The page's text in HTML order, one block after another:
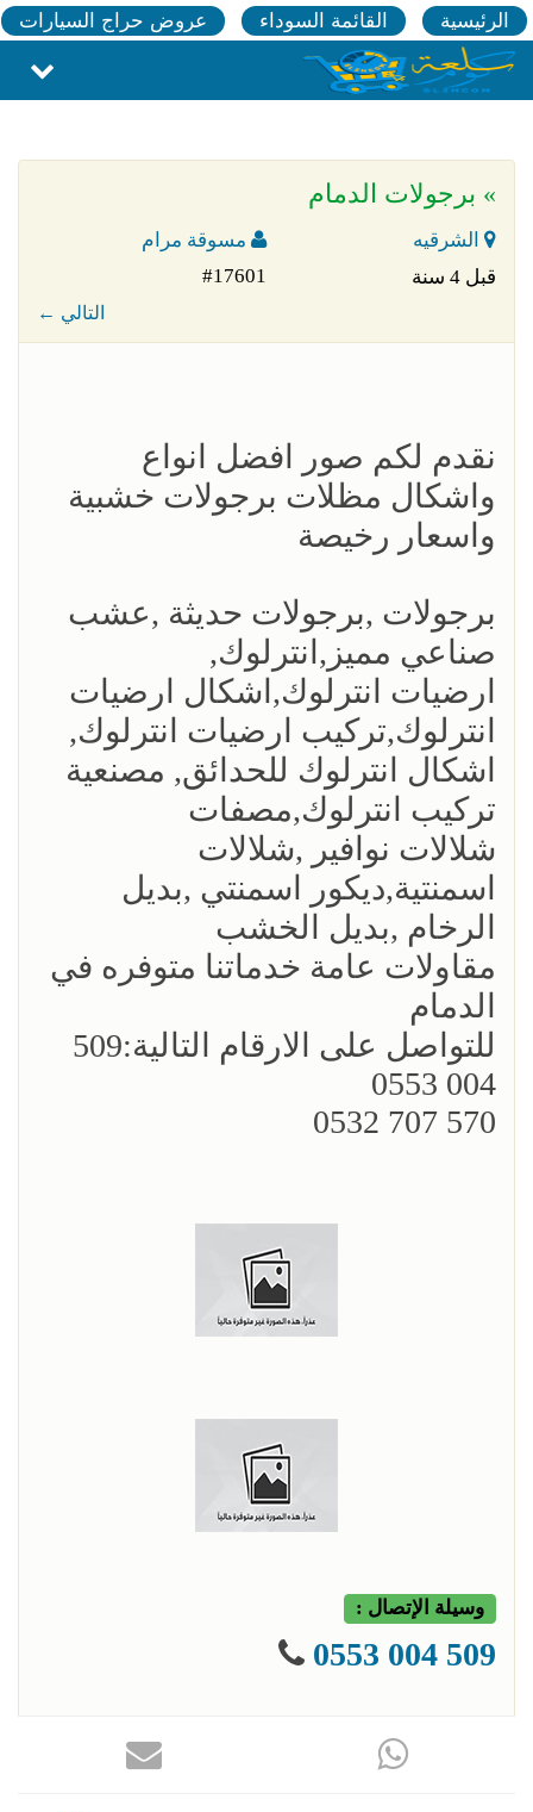
الرئيسية القائمة السوداء عروض حراج السيارات
» برجولات الدمام
الشرقيه
مسوقة مرام
قبل 4 سنة
#17601
← التالي
نقدم لكم صور افضل انواع
واشكال مظلات برجولات خشبية
واسعار رخيصة
برجولات ,برجولات حديثة ,عشب
صناعي مميز,انترلوك,
ارضيات انترلوك,اشكال ارضيات
انترلوك,تركيب ارضيات انترلوك,
اشكال انترلوك للحدائق, مصنعية
تركيب انترلوك,مصفات
شلالات نوافير ,شلالات
اسمنتية,ديكور اسمنتي ,بديل
الرخام ,بديل الخشب
مقاولات عامة خدماتنا متوفره في
الدمام
للتواصل على الارقام التالية:509
004 0553
570 707 0532
وسيلة الإتصال :
509 004 0553